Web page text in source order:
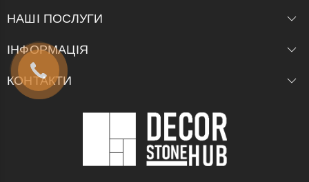
НАШІ ПОСЛУГИ
ІНФОРМАЦІЯ
КОНТАКТИ